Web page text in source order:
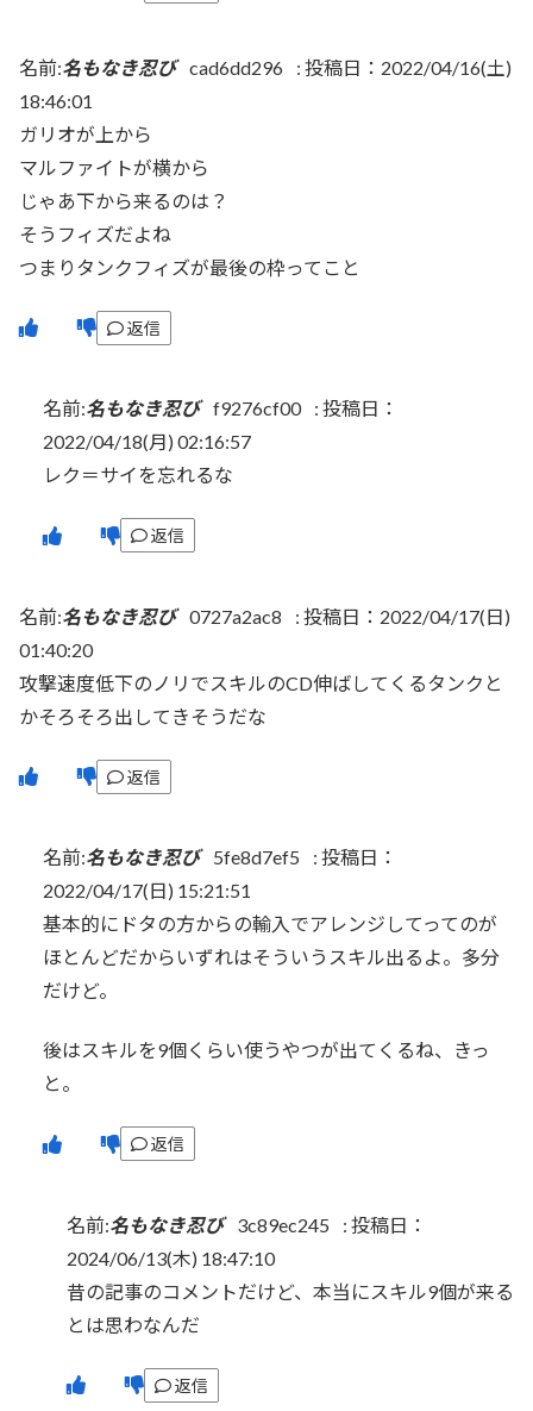
名前:名もなき忍び cad6dd296 : 投稿日：2022/04/16(土)
18:46:01
ガリオが上から
マルファイトが横から
じゃあ下から来るのは？
そうフィズだよね
つまりタンクフィズが最後の枠ってこと
返信
名前:名もなき忍び f9276cf00 : 投稿日：
2022/04/18(月) 02:16:57
レク＝サイを忘れるな
返信
名前:名もなき忍び 0727a2ac8 : 投稿日：2022/04/17(日)
01:40:20
攻撃速度低下のノリでスキルのCD伸ばしてくるタンクと
かそろそろ出してきそうだな
返信
名前:名もなき忍び 5fe8d7ef5 : 投稿日：
2022/04/17(日) 15:21:51
基本的にドタの方からの輸入でアレンジしてってのが
ほとんどだからいずれはそういうスキル出るよ。多分
だけど。
後はスキルを9個くらい使うやつが出てくるね、きっ
と。
返信
名前:名もなき忍び 3c89ec245 : 投稿日：
2024/06/13(木) 18:47:10
昔の記事のコメントだけど、本当にスキル9個が来る
とは思わなんだ
返信